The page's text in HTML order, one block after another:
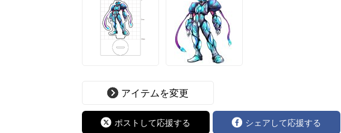
アイテムを変更
ポストして応援する シェアして応援する